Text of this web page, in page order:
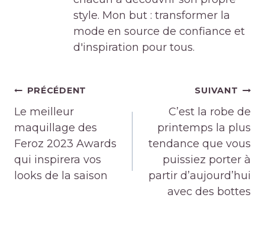
style. Mon but : transformer la
mode en source de confiance et
d'inspiration pour tous.
Navigation
de
l’article
PRÉCÉDENT
Le meilleur
maquillage des
Feroz 2023 Awards
qui inspirera vos
looks de la saison
SUIVANT
C’est la robe de
printemps la plus
tendance que vous
puissiez porter à
partir d’aujourd’hui
avec des bottes